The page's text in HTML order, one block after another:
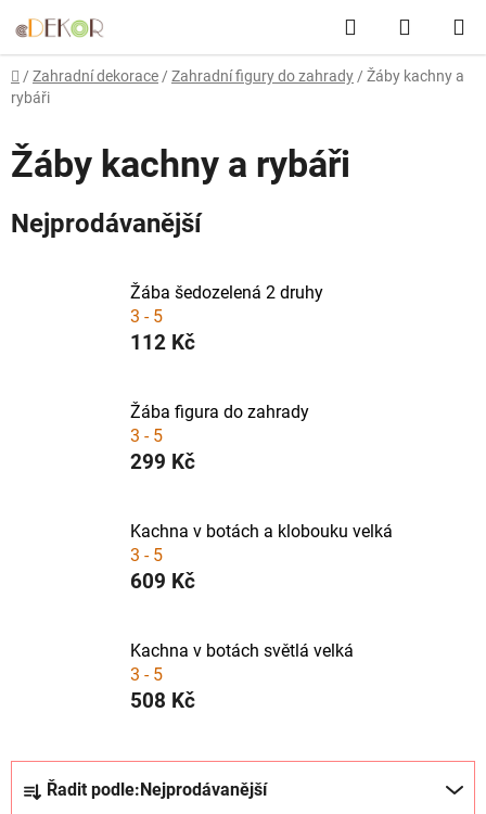
na
obsah
Hledat
KOŠÍK
Domů
/ Zahradní dekorace / Zahradní figury do zahrady / Žáby kachny a
rybáři
Žáby kachny a rybáři
Nejprodávanější
Žába šedozelená 2 druhy
3 - 5
112 Kč
Žába figura do zahrady
3 - 5
299 Kč
Kachna v botách a klobouku velká
3 - 5
609 Kč
Kachna v botách světlá velká
3 - 5
508 Kč
Řadit podle:Nejprodávanější